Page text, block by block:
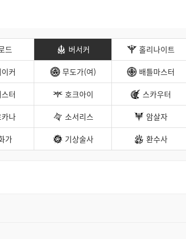
드 버서커 홀리나이트
커 무도가(여) 배틀마스터
터 호크아이 스카우터
나 소서리스 암살자
가 기상술사 환수사